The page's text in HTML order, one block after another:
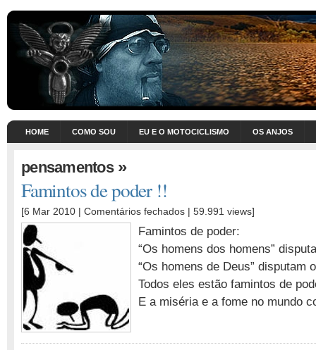
HOME COMO SOU EU E O MOTOCICLISMO OS ANJOS
pensamentos»
Famintos de poder !!
[6 Mar 2010 | Comentários fechados em
de
poder
!!
| 59.991 views]
Famintos de poder:
“Os homens dos homens”
“Os homens de Deus” disputam
Todos eles estão famintos de
E a miséria e a fome no mundo